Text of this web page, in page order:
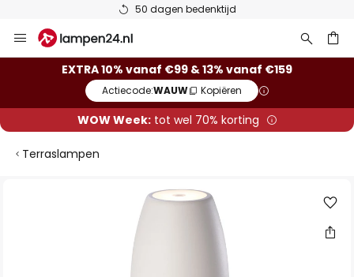
50 dagen bedenktijd
naar
EXTRA 10% vanaf €99 & 13% vanaf €159
Actiecode:WAUW Kopiëren
WOW Week:tot wel 70% korting
Terraslampen